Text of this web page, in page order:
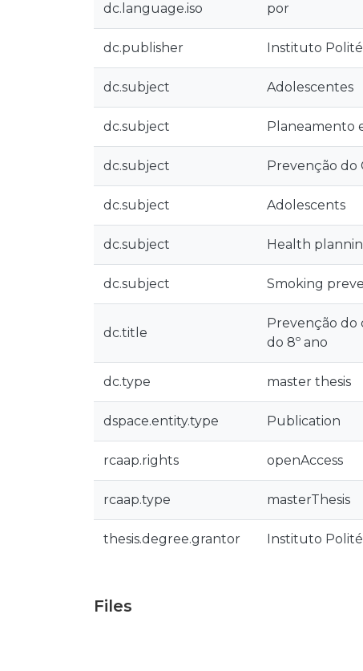
dc.language.iso por
dc.publisher Instituto
dc.subject Adolescentes
dc.subject Planeamento
dc.subject Prevenção do
dc.subject Adolescents
dc.subject Health
dc.subject Smoking
dc.title
Prevenção do
do 8º ano
dc.type master thesis
dspace.entity.type Publication
rcaap.rights openAccess
rcaap.type masterThesis
thesis.degree.grantor Instituto
Files